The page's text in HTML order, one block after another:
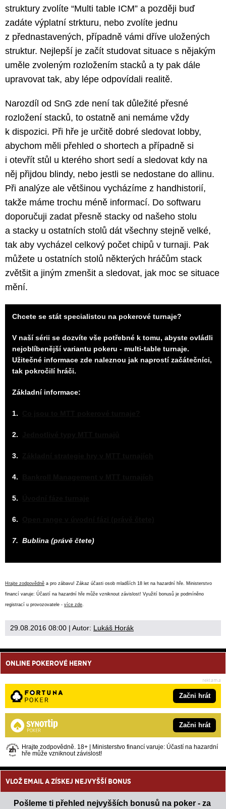
struktury zvolíte “Multi table ICM” a později buď
zadáte výplatní strkturu, nebo zvolíte jednu
z přednastavených, případně vámi dříve uložených
struktur. Nejlepší je začít studovat situace s nějakým
uměle zvoleným rozložením stacků a ty pak dále
upravovat tak, aby lépe odpovídali realitě.
Narozdíl od SnG zde není tak důležité přesné
rozložení stacků, to ostatně ani nemáme vždy
k dispozici. Při hře je určitě dobré sledovat lobby,
abychom měli přehled o shortech a případně si
i otevřít stůl u kterého short sedí a sledovat kdy na
něj přijdou blindy, nebo jestli se nedostane do allinu.
Při analýze ale většinou vycházíme z handhistorií,
takže máme trochu méně informací. Do softwaru
doporučuji zadat přesně stacky od našeho stolu
a stacky u ostatních stolů dát všechny stejně velké,
tak aby vycházel celkový počet chipů v turnaji. Pak
můžete u ostatních stolů některých hráčům stack
zvětšit a jiným zmenšit a sledovat, jak moc se situace
mění.
Chcete se stát specialistou na pokerové turnaje?
V naší sérii se dozvíte vše potřebné k tomu, abyste ovládli
nejoblíbenější variantu pokeru - multi-table turnaje.
Užitečné informace zde naleznou jak naprostí začátečníci,
tak pokročilí hráči.
Základní informace:
1.
2.
3.
4.
5.
6.
7. Bublina (právě čtete)
Hrajte zodpovědně a pro zábavu! Zákaz účasti osob mladších 18 let na hazardní hře. Ministerstvo
financí varuje: Účastí na hazardní hře může vzniknout závislost! Využití bonusů je podmíněno
registrací u provozovatele - více zde
29.08.2016 08:00 | Autor: Lukáš Horák
ONLINE POKEROVÉ HERNY
Začni hrát
Začni hrát
Hrajte zodpovědně. 18+ | Ministerstvo financí varuje: Účastí na hazardní
hře může vzniknout závislost!
VLOŽ EMAIL A ZÍSKEJ NEJVYŠŠÍ BONUS
Pošleme ti přehled nejvyšších bonusů na poker - za